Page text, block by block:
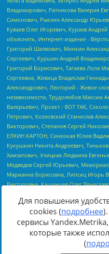
Источник:https://
inostrannyih-agentov-22-03-
Для повышения
cookies (подробнее
сервисы
которые также
(